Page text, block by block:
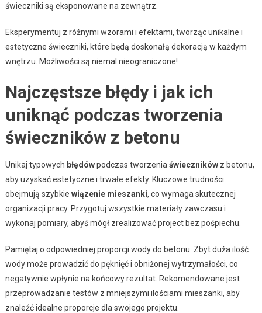
świeczniki są eksponowane na zewnątrz.
Eksperymentuj z różnymi wzorami i efektami, tworząc unikalne i
estetyczne świeczniki, które będą doskonałą dekoracją w każdym
wnętrzu. Możliwości są niemal nieograniczone!
Najczęstsze błędy i jak ich
uniknąć podczas tworzenia
świeczników z betonu
Unikaj typowych błędówpodczas tworzenia świecznikówz betonu,
aby uzyskać estetyczne i trwałe efekty. Kluczowe trudności
obejmują szybkie wiązenie mieszanki, co wymaga skutecznej
organizacji pracy. Przygotuj wszystkie materiały zawczasu i
wykonaj pomiary, abyś mógł zrealizować project bez pośpiechu.
Pamiętaj o odpowiedniej proporcji wody do betonu. Zbyt duża ilość
wody może prowadzić do pęknięć i obniżonej wytrzymałości, co
negatywnie wpłynie na końcowy rezultat. Rekomendowane jest
przeprowadzanie testów z mniejszymi ilościami mieszanki, aby
znaleźć idealne proporcje dla swojego projektu.